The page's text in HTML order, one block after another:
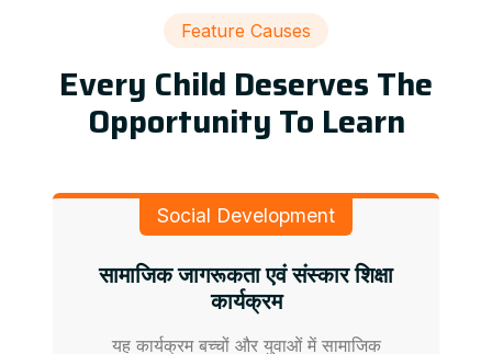
Feature Causes
Every Child Deserves The
Opportunity To Learn
Social Development
सामाजिक जागरूकता एवं संस्कार शिक्षा
कार्यक्रम
यह कार्यक्रम बच्चों और युवाओं में सामाजिक